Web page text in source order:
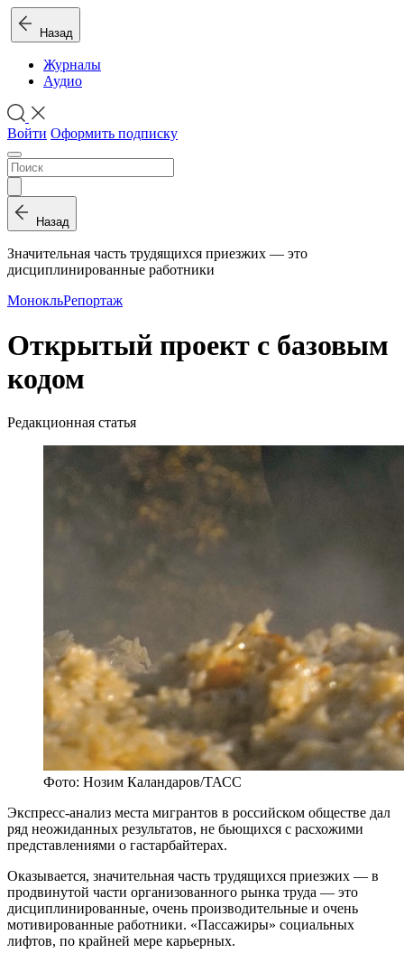
Назад
Журналы
Аудио
Войти Оформить подписку
Назад
Значительная часть трудящихся приезжих — это
дисциплинированные работники
МонокльРепортаж
Открытый проект с базовым
кодом
Редакционная статья
Фото: Нозим Каландаров/ТАСС
Экспресс-анализ места мигрантов в российском обществе дал
ряд неожиданных результатов, не бьющихся с расхожими
представлениями о гастарбайтерах.
Оказывается, значительная часть трудящихся приезжих — в
продвинутой части организованного рынка труда — это
дисциплинированные, очень производительные и очень
мотивированные работники. «Пассажиры» социальных
лифтов, по крайней мере карьерных.